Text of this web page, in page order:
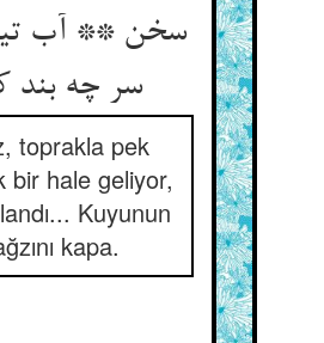
سخن ** آب
سر چه بند کن‌‌
toprakla pek
bir hale geliyor,
Kuyunun
kapa.